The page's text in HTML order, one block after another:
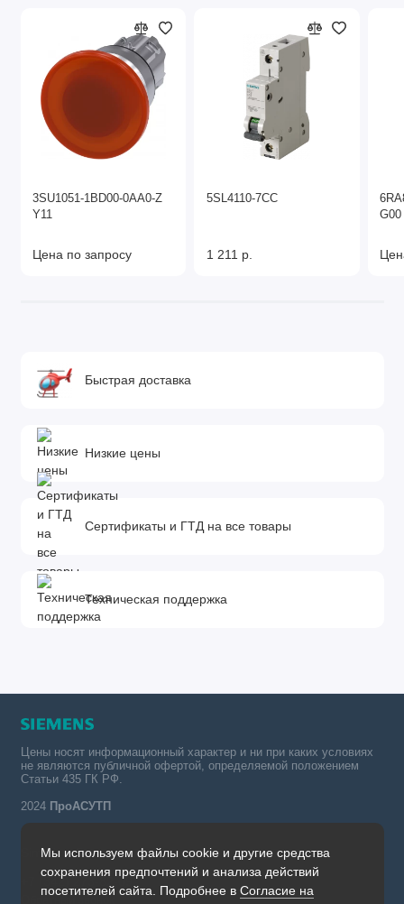
3SU1051-1BD00-0AA0-Z
Y11
Цена по запросу
5SL4110-7CC
1 211 р.
G00
Быстрая доставка
Низкие цены
Сертификаты и ГТД на все товары
Техническая поддержка
Мы используем файлы cookie и другие средства
сохранения предпочтений и анализа действий
посетителей сайта. Подробнее в Согласие на
Цены носят информационный характер и ни при каких условиях
не являются публичной офертой, определяемой положением
Статьи 435 ГК РФ.
2024 ПроАСУТП
Simatic в России тел.:
+7 (342) 273-82-09